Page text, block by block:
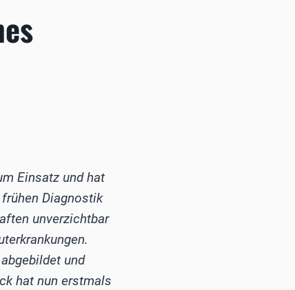
Einsatz und hat
Diagnostik
unverzichtbar
und
hat nun erstmals